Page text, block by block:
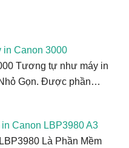
in Canon 3000
Tương tự như máy in
Gọn. Được phần…
Canon LBP3980 A3
Là Phần Mềm